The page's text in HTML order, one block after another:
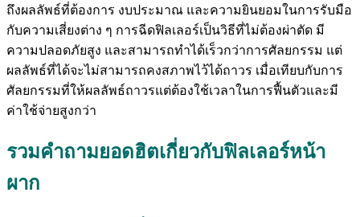
ถึงผลลัพธ์ที่ต้องการ งบประมาณ และความยินยอมในการรับมือ
กับความเสี่ยงต่าง ๆ การฉีดฟิลเลอร์เป็นวิธีที่ไม่ต้องผ่าตัด มี
ความปลอดภัยสูง และสามารถทำได้เร็วกว่าการศัลยกรรม แต่
ผลลัพธ์ที่ได้จะไม่สามารถคงสภาพไว้ได้ถาวร เมื่อเทียบกับการ
ศัลยกรรมที่ให้ผลลัพธ์ถาวรแต่ต้องใช้เวลาในการฟื้นตัวและมี
ค่าใช้จ่ายสูงกว่า
รวมคำถามยอดฮิตเกี่ยวกับฟิลเลอร์หน้า
ผาก